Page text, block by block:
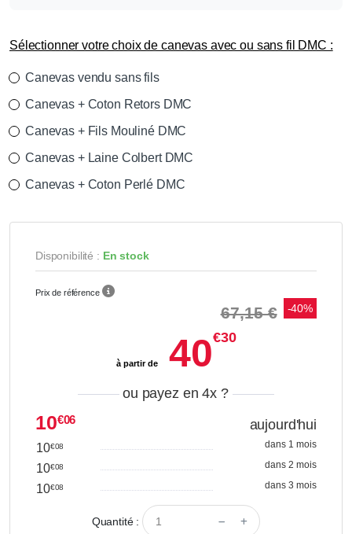
Sélectionner votre choix de canevas avec ou sans fil DMC :
Canevas vendu sans fils
Canevas + Coton Retors DMC
Canevas + Fils Mouliné DMC
Canevas + Laine Colbert DMC
Canevas + Coton Perlé DMC
Disponibilité : En stock
Prix de référence
67,15 € -40%
à partir de40€30
ou payez en 4x ?
10€06 aujourd'hui
10€08 dans 1 mois
10€08 dans 2 mois
10€08 dans 3 mois
Quantité :